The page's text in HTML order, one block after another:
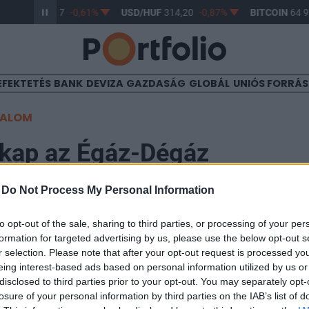
Do Not Process My Personal Information
opt-out of the sale, sharing to third parties, or processing of your
for targeted advertising by us, please use the below opt-out
selection. Please note that after your opt-out request is processed
interest-based ads based on personal information utilized by us
to third parties prior to your opt-out. You may separately
of your personal information by third parties on the IAB’s list of
363,17 -0,61% USD/HUF314,20 -0,87% BITCOIN64
BANK DEVIZA GAZDASÁG GLOBÁL UNIÓS
az Égáz-Dégáz
cégcsoporthoz 2018 januárjában csatlakozott
neve május 2-ától NKM Észak-Dél
Földgázelosztó Zrt. helyett.